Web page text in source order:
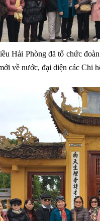
Hải Phòng đã tổ chức
về nước, đại diện các